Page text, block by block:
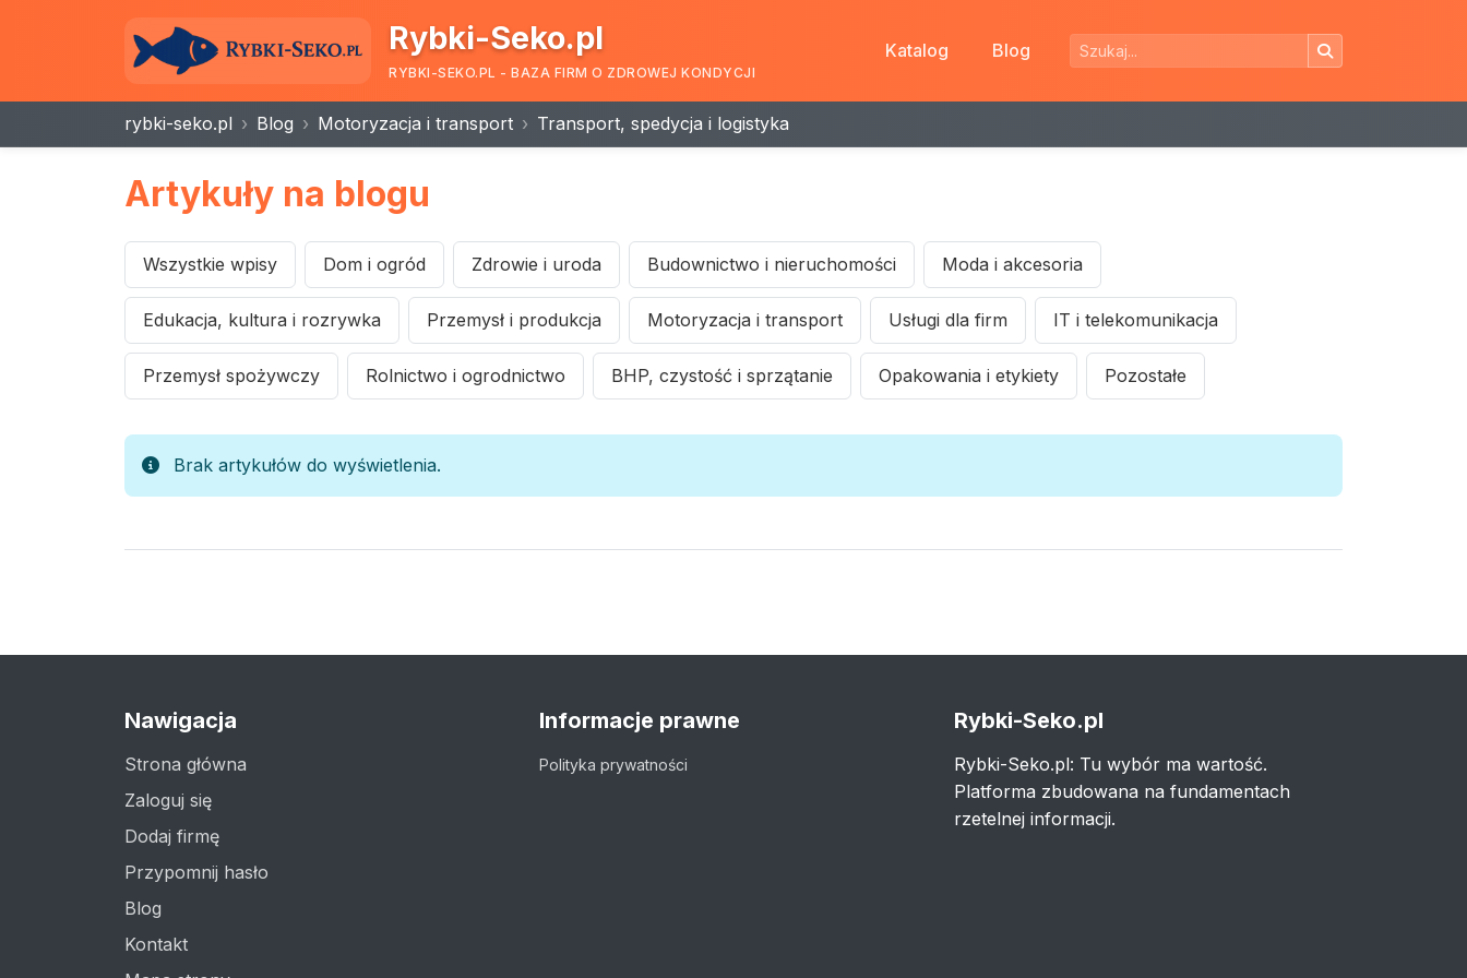
Rybki-Seko.pl
RYBKI-SEKO.PL - BAZA FIRM O ZDROWEJ KONDYCJI
Katalog Blog
rybki-seko.pl Blog Motoryzacja i transport Transport, spedycja i logistyka
Artykuły na blogu
Wszystkie wpisy Dom i ogród Zdrowie i uroda Budownictwo i nieruchomości Moda i akcesoria
Edukacja, kultura i rozrywka Przemysł i produkcja Motoryzacja i transport Usługi dla firm IT i telekomunikacja
Przemysł spożywczy Rolnictwo i ogrodnictwo BHP, czystość i sprzątanie Opakowania i etykiety Pozostałe
Brak artykułów do wyświetlenia.
Nawigacja
Strona główna
Zaloguj się
Dodaj firmę
Przypomnij hasło
Blog
Kontakt
Informacje prawne
Polityka prywatności
Rybki-Seko.pl
Rybki-Seko.pl: Tu wybór ma wartość.
Platforma zbudowana na fundamentach
rzetelnej informacji.